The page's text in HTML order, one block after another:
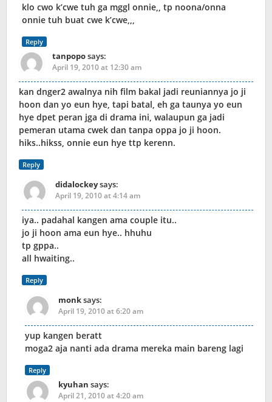
klo cwo k’cwe tuh ga mggl onnie,, tp noona/onna
onnie tuh buat cwe k’cwe,,,
Reply
tanpoposays:
April 19, 2010 at 12:30 am
kan dnger2 awalnya nih film bakal jadi reuniannya jo ji
hoon dan yo eun hye, tapi batal, eh ga taunya yo eun
hye dpet peran jga di drama ini, walaupun ga jadi
pemeran utama cwek dan tanpa oppa jo ji hoon.
hiks..hikss, onnie eun hye ttp kerenn.
Reply
didalockeysays:
April 19, 2010 at 4:14 am
iya.. padahal kangen ama couple itu..
jo ji hoon ama eun hye.. hhuhu
tp gppa..
all hwaiting..
Reply
monksays:
April 19, 2010 at 6:20 am
yup kangen beratt
moga2 aja nanti ada drama mereka main bareng lagi
Reply
kyuhan says:
April 21, 2010 at 4:20 am